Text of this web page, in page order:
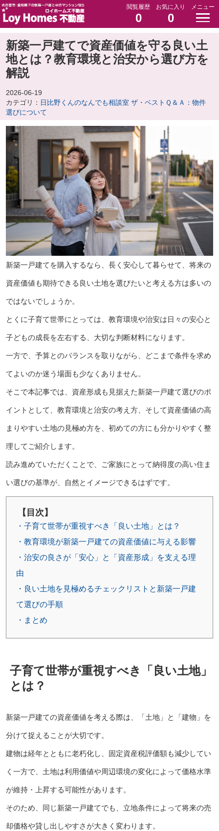
閲覧履歴
0
お気に入り
0
メニュー
新築一戸建てで資産価値を守る良い土
地とは？教育環境と治安から選び方を
解説
2026-06-19
カテゴリ： 日比野くんのなんでも相談室 ザ・ベストＱ＆Ａ：物件
選びについて
新築一戸建てを購入するなら、長く安心して暮らせて、将来の
資産価値も期待できる良い土地を選びたいと考える方は多いの
ではないでしょうか。
とくに子育て世帯にとっては、教育環境や治安は日々の安心と
子どもの成長を左右する、大切な判断材料になります。
一方で、予算とのバランスを取りながら、どこまで条件を求め
てよいのか迷う場面も少なくありません。
そこで本記事では、資産形成も見据えた新築一戸建て選びのポ
イントとして、教育環境と治安の考え方、そして資産価値の高
まりやすい土地の見極め方を、初めての方にも分かりやすく整
理してご紹介します。
読み進めていただくことで、ご家族にとって納得度の高い住ま
い選びの基準が、自然とイメージできるはずです。
【目次】
・子育て世帯が重視すべき「良い土地」とは？
・教育環境が新築一戸建ての資産価値に与える影響
・治安の良さが「安心」と「資産形成」を支える理
由
・良い土地を見極めるチェックリストと新築一戸建
て選びの手順
・まとめ
子育て世帯が重視すべき「良い土地」
とは？
新築一戸建ての資産価値を考える際は、「土地」と「建物」を
分けて捉えることが大切です。
建物は経年とともに老朽化し、固定資産税評価額も減少してい
く一方で、土地は利用価値や周辺環境の変化によって価格水準
が維持・上昇する可能性があります。
そのため、同じ新築一戸建てでも、立地条件によって将来の売
却価格や貸し出しやすさが大きく変わります。